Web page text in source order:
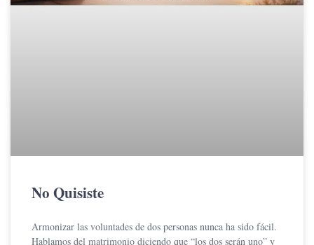
No Quisiste
Armonizar las voluntades de dos personas nunca ha sido fácil.
Hablamos del matrimonio diciendo que “los dos serán uno” y